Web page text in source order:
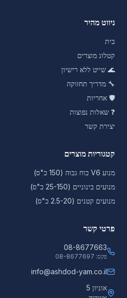
ניווט מהיר
בית
קטלוג מוצרים
🌊 שייט ללא רישיון
🔧 מדריך תחזוקה
🛡️ אחריות
❓ שאלות נפוצות
יצירת קשר
קטגוריות מוצרים
מנוע V6 כוח גבוה (150 כ"ס)
מנועים בינוניים (25-150 כ"ס)
מנועים קטנים (2.5-20 כ"ס)
פרטי קשר
08-8677663
פקס: 08-8677697
info@ashdod-yam.co.il
אוניון 5